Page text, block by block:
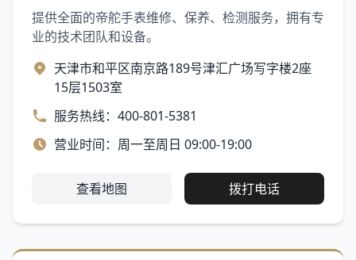
提供全面的帝舵手表维修、保养、检测服务，拥有专
业的技术团队和设备。
天津市和平区南京路189号津汇广场写字楼2座
15层1503室
服务热线：400-801-5381
营业时间：周一至周日 09:00-19:00
查看地图 拨打电话